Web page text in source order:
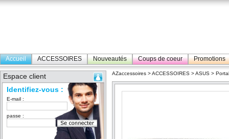
Accueil ACCESSOIRES Nouveautés Coups de coeur Promotions
Espace client
Identifiez-vous :
E-mail :
passe :
AZaccessoires >ACCESSOIRES >ASUS >